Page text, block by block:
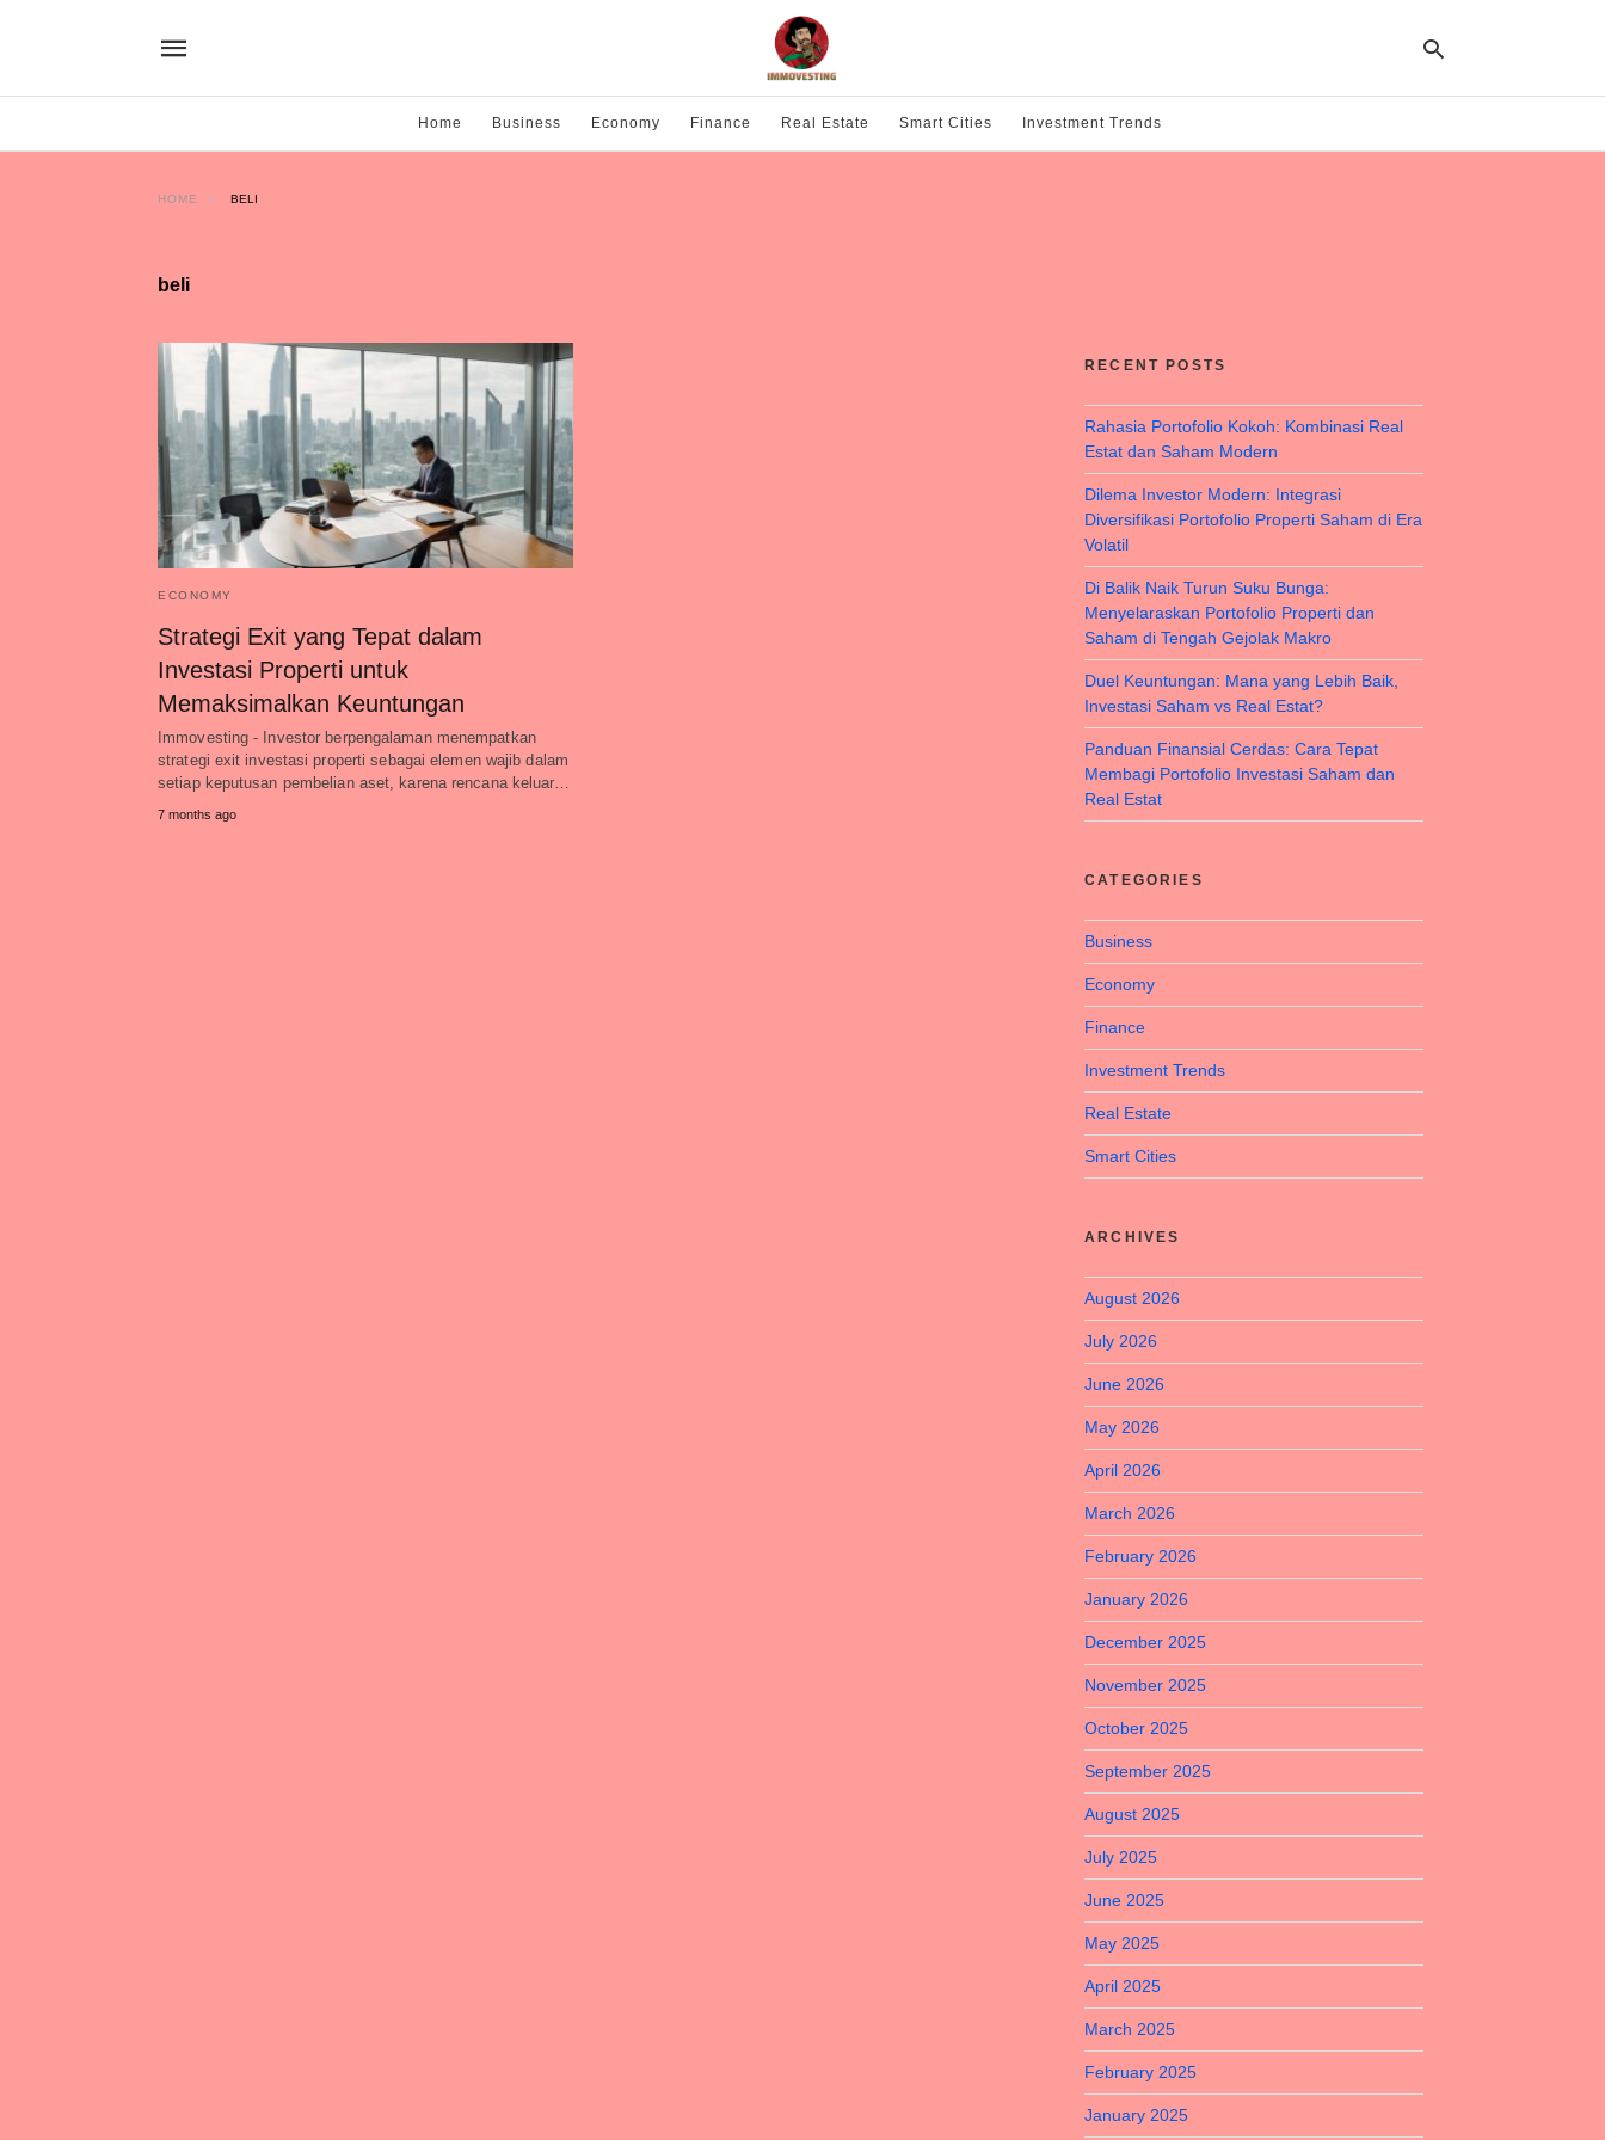
Home Business Economy Finance Real Estate Smart Cities Investment Trends
HOME BELI
beli
ECONOMY
Strategi Exit yang Tepat dalam
Investasi Properti untuk
Memaksimalkan Keuntungan
Immovesting - Investor berpengalaman menempatkan
strategi exit investasi properti sebagai elemen wajib dalam
setiap keputusan pembelian aset, karena rencana keluar…
7 months ago
RECENT POSTS
Rahasia Portofolio Kokoh: Kombinasi Real
Estat dan Saham Modern
Dilema Investor Modern: Integrasi
Diversifikasi Portofolio Properti Saham di Era
Volatil
Di Balik Naik Turun Suku Bunga:
Menyelaraskan Portofolio Properti dan
Saham di Tengah Gejolak Makro
Duel Keuntungan: Mana yang Lebih Baik,
Investasi Saham vs Real Estat?
Panduan Finansial Cerdas: Cara Tepat
Membagi Portofolio Investasi Saham dan
Real Estat
CATEGORIES
Business
Economy
Finance
Investment Trends
Real Estate
Smart Cities
ARCHIVES
August 2026
July 2026
June 2026
May 2026
April 2026
March 2026
February 2026
January 2026
December 2025
November 2025
October 2025
September 2025
August 2025
July 2025
June 2025
May 2025
April 2025
March 2025
February 2025
January 2025